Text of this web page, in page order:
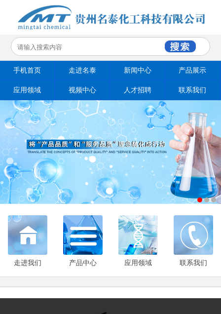
手机首页 走进名泰 新闻中心 产品展示
应用领域 视频中心 人才招聘 联系我们
走进我们 产品中心 应用领域 联系我们